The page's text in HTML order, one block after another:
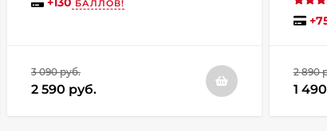
БАЛЛОВ!
3 090 руб.
2 590 руб.
+
2 890
1